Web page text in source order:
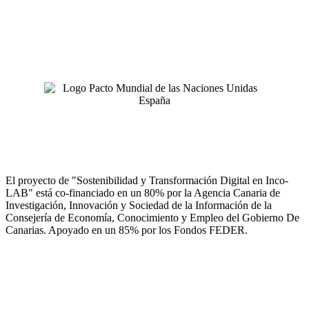
El proyecto de "Sostenibilidad y Transformación Digital en Inco-
LAB" está co-financiado en un 80% por la Agencia Canaria de
Investigación, Innovación y Sociedad de la Información de la
Consejería de Economía, Conocimiento y Empleo del Gobierno De
Canarias. Apoyado en un 85% por los Fondos FEDER.